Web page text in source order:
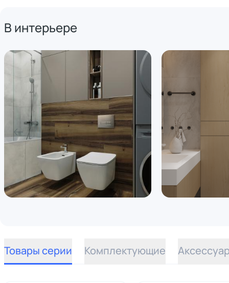
В интерьере
Товары серии Комплектующие